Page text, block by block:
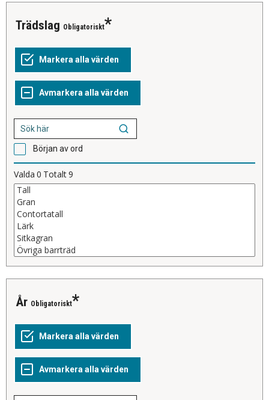
Trädslag Obligatoriskt
Början av ord
Valda 0 Totalt9
År Obligatoriskt